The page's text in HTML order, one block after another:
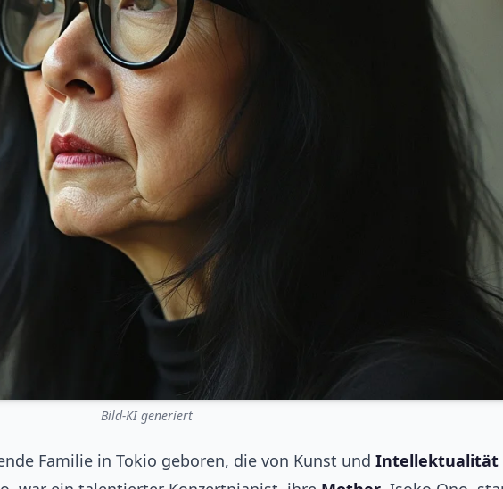
Bild-KI generiert
Familie in Tokio geboren, die von Kunst und Intellektualität